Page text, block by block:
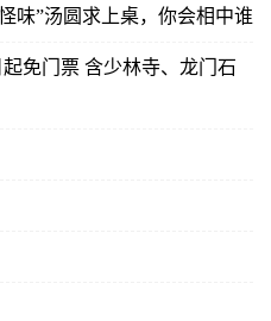
”汤圆求上桌，你会相中谁
免门票 含少林寺、龙门石